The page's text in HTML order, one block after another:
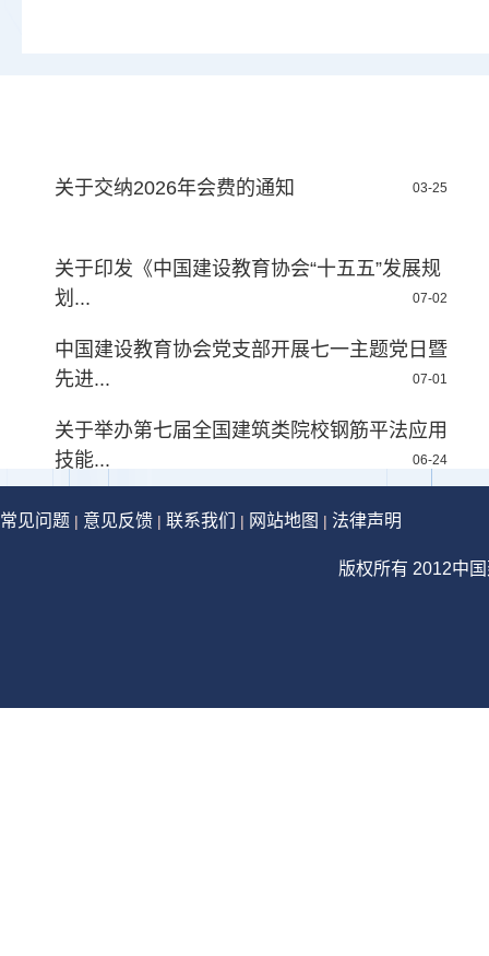
关于交纳2026年会费的通知 03-25
关于印发《中国建设教育协会“十五五”发展规
划...
07-02
中国建设教育协会党支部开展七一主题党日暨
先进...
07-01
关于举办第七届全国建筑类院校钢筋平法应用
技能...
06-24
常见问题 | 意见反馈 | 联系我们 | 网站地图 | 法律声明
版权所有 2012中